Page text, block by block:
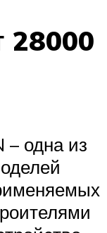
28000
– одна из